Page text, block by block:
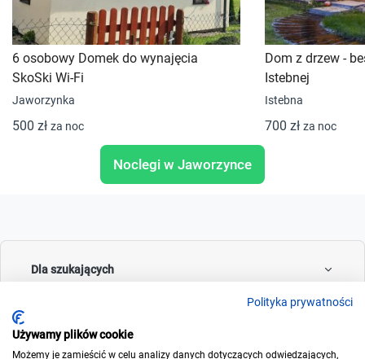
6 osobowy Domek do wynajęcia
SkoSki Wi-Fi
Jaworzynka
500 zł za noc
Dom z drzew -
Istebnej
Istebna
700 zł za noc
Noclegi w Jaworzynce
Dla szukających
Dla wynajmujących
Polityka prywatności
Używamy plików cookie
Możemy je zamieścić w celu analizy danych dotyczących odwiedzających,